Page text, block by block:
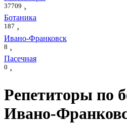
37709 ›
Ботаника
187 ›
Ивано-Франковск
8 ›
Пасечная
0 ›
Репетиторы по
Ивано-